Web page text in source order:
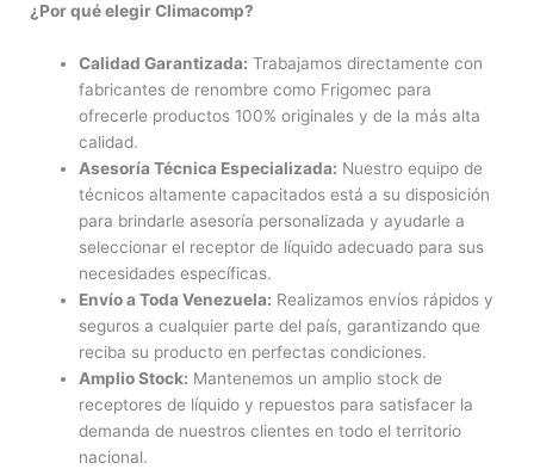
¿Por qué elegir Climacomp?
Calidad Garantizada: Trabajamos directamente con
fabricantes de renombre como Frigomec para
ofrecerle productos 100% originales y de la más alta
calidad.
Asesoría Técnica Especializada: Nuestro equipo de
técnicos altamente capacitados está a su disposición
para brindarle asesoría personalizada y ayudarle a
seleccionar el receptor de líquido adecuado para sus
necesidades específicas.
Envío a Toda Venezuela: Realizamos envíos rápidos y
seguros a cualquier parte del país, garantizando que
reciba su producto en perfectas condiciones.
Amplio Stock: Mantenemos un amplio stock de
receptores de líquido y repuestos para satisfacer la
demanda de nuestros clientes en todo el territorio
nacional.